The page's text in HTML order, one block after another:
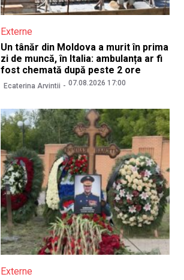
Externe
Un tânăr din Moldova a murit în prima
zi de muncă, în Italia: ambulanța ar fi
fost chemată după peste 2 ore
Ecaterina Arvintii 07.08.2026 17:00
Externe